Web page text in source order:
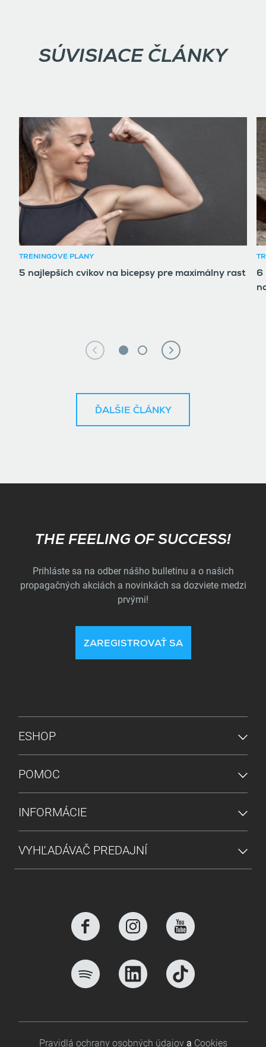
SÚVISIACE ČLÁNKY
TRÉNINGOVÉ PLÁNY
5 najlepších cvikov na bicepsy pre maximálny rast
6
ĎALŠIE ČLÁNKY
Subscribe
THE FEELING OF SUCCESS!
Prihláste sa na odber nášho bulletinu a o našich
propagačných akciách a novinkách sa dozviete medzi
prvými!
ZAREGISTROVAŤ SA
PONUKA V PÄTE
ESHOP
POMOC
INFORMÁCIE
VYHĽADÁVAČ PREDAJNÍ
Footer bottom
Pravidlá ochrany osobných údajov a Cookies